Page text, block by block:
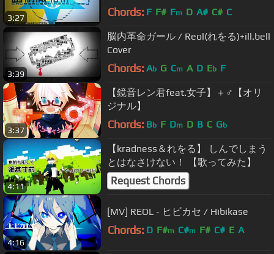
3:27
rerulili feat.KagamineRen
Chords: F F# Fm D A# C# C
3:39
脳内革命ガール / Reol(れをる)+ill.bell
Cover
Chords: Ab G Cm A D Eb F
3:37
【鏡音レン君feat.女子】＋♂【オリ
ジナル】
Chords: Bb F Dm D B C Gb
4:11
【kradness＆れをる】 しんでしまう
とはなさけない！ 【歌ってみた】
Request Chords
4:16
[MV] REOL - ヒビカセ / Hibikase
Chords: D F#m C#m F# C# E A